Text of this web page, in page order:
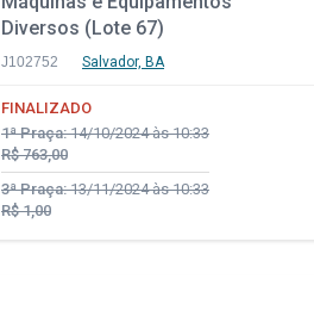
Diversos (Lote 67)
J102752 Salvador, BA
FINALIZADO
1ª Praça:14/10/2024 às 10:33
R$ 763,00
3ª Praça:13/11/2024 às 10:33
R$ 1,00